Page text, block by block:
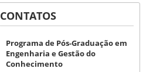
CONTATOS
Programa de Pós-Graduação em
Engenharia e Gestão do
Conhecimento